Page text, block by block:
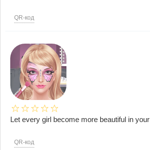
QR-код
Let every girl become more beautiful in
QR-код